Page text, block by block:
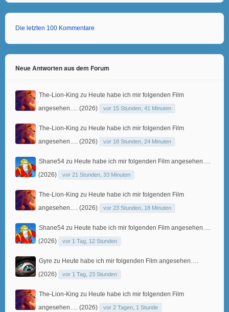
Die letzten 100 Kommentare
Neue Antworten aus dem Forum
The-Lion-King zu Heute habe ich mir folgenden Film
angesehen…. (2026)
vor 15 Stunden, 41 Minuten
The-Lion-King zu Heute habe ich mir folgenden Film
angesehen…. (2026)
vor 18 Stunden, 24 Minuten
Shane54 zu Heute habe ich mir folgenden Film angesehen….
(2026)
vor 21 Stunden, 33 Minuten
The-Lion-King zu Heute habe ich mir folgenden Film
angesehen…. (2026)
vor 23 Stunden, 18 Minuten
Shane54 zu Heute habe ich mir folgenden Film angesehen….
(2026)
vor 1 Tag, 12 Stunden
Gyre zu Heute habe ich mir folgenden Film angesehen….
(2026)
vor 1 Tag, 23 Stunden
The-Lion-King zu Heute habe ich mir folgenden Film
angesehen…. (2026)
vor 2 Tagen, 1 Stunde